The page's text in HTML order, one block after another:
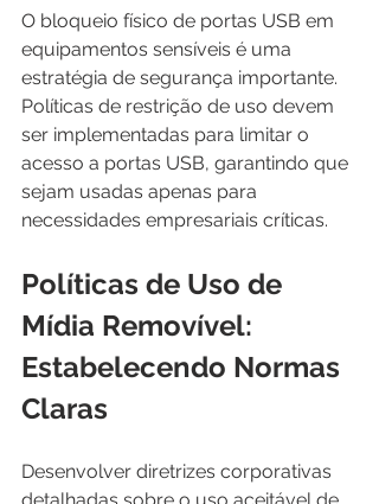
O bloqueio físico de portas USB em
equipamentos sensíveis é uma
estratégia de segurança importante.
Políticas de restrição de uso devem
ser implementadas para limitar o
acesso a portas USB, garantindo que
sejam usadas apenas para
necessidades empresariais críticas.
Políticas de Uso de
Mídia Removível:
Estabelecendo Normas
Claras
Desenvolver diretrizes corporativas